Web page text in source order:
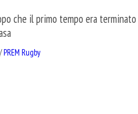
che il primo tempo era terminato
/PREM Rugby